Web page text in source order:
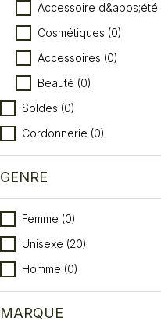
Accessoire d&apos;été
Cosmétiques (0)
Accessoires (0)
Beauté (0)
Soldes (0)
Cordonnerie (0)
GENRE
Genre
Femme (0)
Unisexe (20)
Homme (0)
MARQUE